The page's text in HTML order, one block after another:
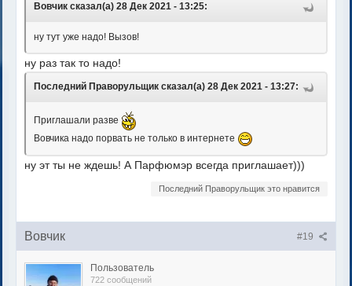
Вовчик сказал(а) 28 Дек 2021 - 13:25:
ну тут уже надо! Вызов!
ну раз так то надо!
Последний Праворульщик сказал(а) 28 Дек 2021 - 13:27:
Приглашали разве
Вовчика надо порвать не только в интернете
ну эт ты не ждешь! А Парфюмэр всегда приглашает)))
Последний Праворульщик это нравится
#19
Вовчик
Пользователь
722 сообщений